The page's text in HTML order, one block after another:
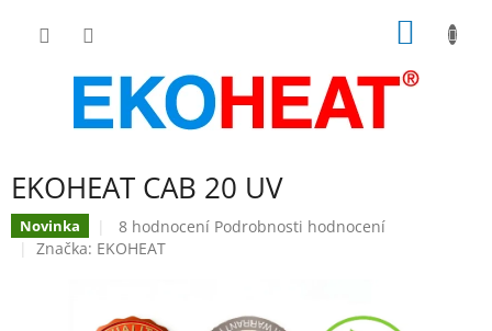
EKOHEAT CAB 20 UV
Novinka
Průměrné
hodnocení
8 hodnocení Podrobnosti hodnocení
Značka: EKOHEAT